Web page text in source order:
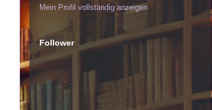
Mein Profil vollständig anzeigen
Follower